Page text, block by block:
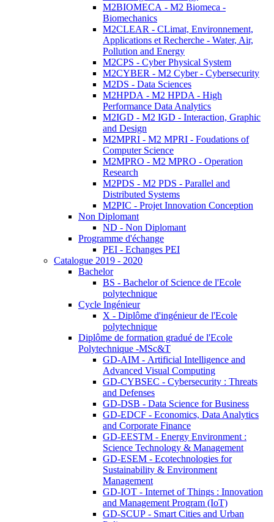
M2BIOMECA - M2 Biomeca -
Biomechanics
M2CLEAR - CLimat, Environnement,
Applications et Recherche - Water, Air,
Pollution and Energy
M2CPS - Cyber Physical System
M2CYBER - M2 Cyber - Cybersecurity
M2DS - Data Sciences
M2HPDA - M2 HPDA - High
Performance Data Analytics
M2IGD - M2 IGD - Interaction, Graphic
and Design
M2MPRI - M2 MPRI - Foudations of
Computer Science
M2MPRO - M2 MPRO - Operation
Research
M2PDS - M2 PDS - Parallel and
Distributed Systems
M2PIC - Projet Innovation Conception
Non Diplomant
ND - Non Diplomant
Programme d'échange
PEI - Echanges PEI
Catalogue 2019 - 2020
Bachelor
BS - Bachelor of Science de l'Ecole
polytechnique
Cycle Ingénieur
X - Diplôme d'ingénieur de l'Ecole
polytechnique
Diplôme de formation gradué de l'Ecole
Polytechnique -MSc&T
GD-AIM - Artificial Intelligence and
Advanced Visual Computing
GD-CYBSEC - Cybersecurity : Threats
and Defenses
GD-DSB - Data Science for Business
GD-EDCF - Economics, Data Analytics
and Corporate Finance
GD-EESTM - Energy Environment :
Science Technology & Management
GD-ESEM - Ecotechnologies for
Sustainability & Environment
Management
GD-IOT - Internet of Things : Innovation
and Management Program (IoT)
GD-SCUP - Smart Cities and Urban